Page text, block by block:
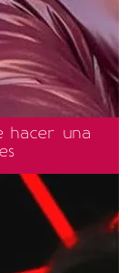
hacer una